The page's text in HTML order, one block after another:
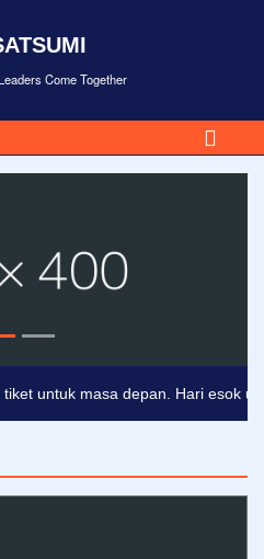
Come Together
untuk masa depan. Hari esok